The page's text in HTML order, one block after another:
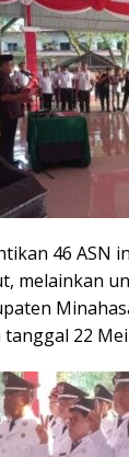
46 ASN
melainkan
tanggal 22 Mei